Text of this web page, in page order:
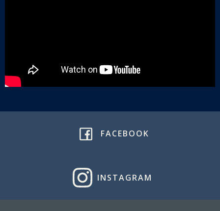
FACEBOOK
INSTAGRAM